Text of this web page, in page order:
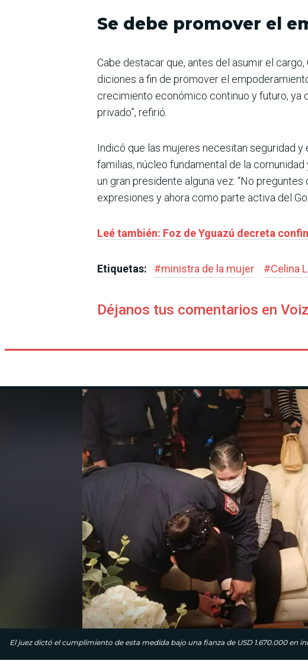
Se debe promover el
Cabe destacar que, antes del asumir el
diciones a fin de promover el
crecimiento económico continuo y futuro, ya
privado”, refirió.
Indicó que las mujeres necesitan seguri­dad
familias, núcleo fundamental de la
un gran presidente alguna vez: “No
expresiones y ahora como parte activa del
Leé también: Foz de Yguazú decreta
Etiquetas: #ministra de la mujer #Celina
Déjanos tus comentarios en Voiz
El juez dictó el cumplimiento de esta medida bajo una fianza de USD 1.670.000 en